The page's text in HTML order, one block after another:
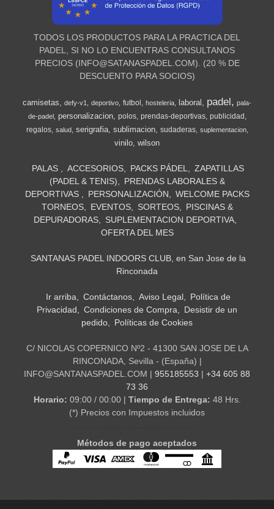
TODOS LOS PRODUCTOS PARA LA PRACTICA DEL
PADEL, SI NO LO ENCUENTRAS CONSULTANOS
PRECIOS (INFO@SATANASPADEL.COM). (20 % DE
DESCUENTO PARA SOCIOS)
camisetas defy-v1 deportivo futbol hosteleria laboral padel
pala-
de-padel
personalizacion polos prendas-deportivas publicidad
regalos
salud serigrafia sublimacion sudaderas suplementacion
vinilo wilson
PALAS ACCESORIOS PACKS PÁDEL
ZAPATILLAS
(PADEL & TENIS)
PRENDAS LABORALES &
DEPORTIVAS
PERSONALIZACIÓN
WELCOME PACKS
TORNEOS
EVENTOS SORTEOS
PISCINAS &
DEPURADORAS
SUPLEMENTACION DEPORTIVA
OFERTA DEL MES
SANTANAS PADEL INDOORS CLUB, en San Jose de la
Rinconada
Ir arriba Contáctanos Aviso Legal
Política de
Privacidad
Condiciones de Compra
Desistir de un
pedido
Políticas de Cookies
C/ NICOLAS COPERNICO Nº2 - 41300 SAN JOSE DE LA
RINCONADA, Sevilla - (España) |
INFO@SANTANASPADEL.COM | 955185553 | +34 605 88
73 36
Horario: 09:00 / 00:00 | Tiempo de Entrega: 48 Hrs.
(*) Precios con Impuestos incluidos
Métodos de pago aceptados